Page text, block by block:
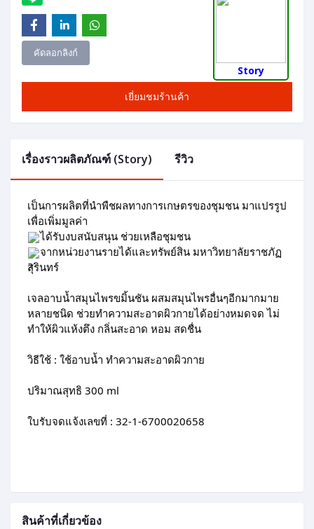
คัดลอกลิงก์
เยี่ยมชมร้านค้า
Story
เรื่องราวผลิตภัณฑ์ (Story) รีวิว
เป็นการผลิตที่นำพืชผลทางการเกษตรของชุมชน มาแปรรูป
เพื่อเพิ่มมูลค่า
ได้รับงบสนับสนุน ช่วยเหลือชุมชน
จากหน่วยงานรายได้และทรัพย์สิน มหาวิทยาลัยราชภัฏ
สุรินทร์
เจลอาบน้ำสมุนไพรขมิ้นชัน ผสมสมุนไพรอื่นๆอีกมากมาย
หลายชนิด ช่วยทำความสะอาดผิวกายได้อย่างหมดจด ไม่
ทำให้ผิวแห้งตึง กลิ่นสะอาด หอม สดชื่น
วิธีใช้ : ใช้อาบน้ำ ทำความสะอาดผิวกาย
ปริมาณสุทธิ 300 ml
ใบรับจดแจ้งเลขที่ : 32-1-6700020658
สินค้าที่เกี่ยวข้อง